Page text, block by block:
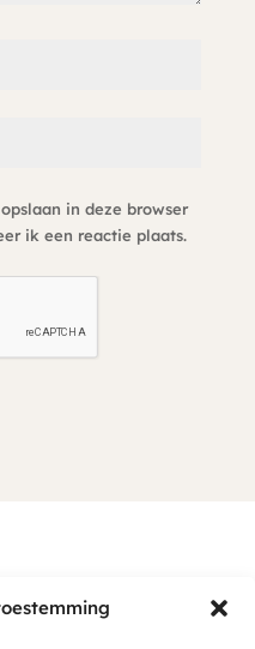
in deze browser
ik een reactie plaats.
ook